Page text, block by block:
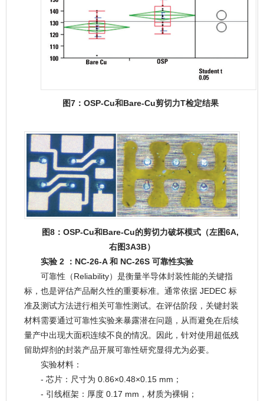
图7：OSP-Cu和Bare-Cu剪切力T检定结果
图8：OSP-Cu和Bare-Cu的剪切力破坏模式（左图6A,
右图3A3B）
实验 2 ：NC-26-A 和 NC-26S 可靠性实验
可靠性（Reliability）是衡量半导体封装性能的关键指
标，也是评估产品耐久性的重要标准。通常依据 JEDEC 标
准及测试方法进行相关可靠性测试。在评估阶段，关键封装
材料需要通过可靠性实验来暴露潜在问题，从而避免在后续
量产中出现大面积连续不良的情况。因此，针对使用超低残
留助焊剂的封装产品开展可靠性研究显得尤为必要。
实验材料：
- 芯片：尺寸为 0.86×0.48×0.15 mm；
- 引线框架：厚度 0.17 mm，材质为裸铜；